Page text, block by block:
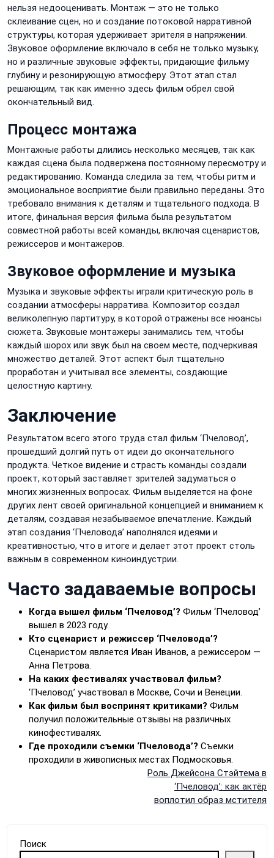
нельзя недооценивать. Монтаж — это не только
склеивание сцен, но и создание потоковой нарративной
структуры, которая удерживает зрителя в напряжении.
Звуковое оформление включало в себя не только музыку,
но и различные звуковые эффекты, придающие фильму
глубину и резонирующую атмосферу. Этот этап стал
решающим, так как именно здесь фильм обрел свой
окончательный вид.
Процесс монтажа
Монтажные работы длились несколько месяцев, так как
каждая сцена была подвержена постоянному пересмотру и
редактированию. Команда следила за тем, чтобы ритм и
эмоциональное восприятие были правильно переданы. Это
требовало внимания к деталям и тщательного подхода. В
итоге, финальная версия фильма была результатом
совместной работы всей команды, включая сценаристов,
режиссеров и монтажеров.
Звуковое оформление и музыка
Музыка и звуковые эффекты играли критическую роль в
создании атмосферы нарратива. Композитор создал
великолепную партитуру, в которой отражены все нюансы
сюжета. Звуковые монтажеры занимались тем, чтобы
каждый шорох или звук был на своем месте, подчеркивая
множество деталей. Этот аспект был тщательно
проработан и учитывал все элементы, создающие
целостную картину.
Заключение
Результатом всего этого труда стал фильм ‘Пчеловод’,
прошедший долгий путь от идеи до окончательного
продукта. Четкое видение и страсть команды создали
проект, который заставляет зрителей задуматься о
многих жизненных вопросах. Фильм выделяется на фоне
других лент своей оригинальной концепцией и вниманием к
деталям, создавая незабываемое впечатление. Каждый
этап создания ‘Пчеловода’ наполнялся идеями и
креативностью, что в итоге и делает этот проект столь
важным в современном киноиндустрии.
Часто задаваемые вопросы
Когда вышел фильм ‘Пчеловод’? Фильм ‘Пчеловод’
вышел в 2023 году.
Кто сценарист и режиссер ‘Пчеловода’?
Сценаристом является Иван Иванов, а режиссером —
Анна Петрова.
На каких фестивалях участвовал фильм?
‘Пчеловод’ участвовал в Москве, Сочи и Венеции.
Как фильм был воспринят критиками? Фильм
получил положительные отзывы на различных
кинофестивалях.
Где проходили съемки ‘Пчеловода’? Съемки
проходили в живописных местах Подмосковья.
Роль Джейсона Стэйтема в
‘Пчеловод’: как актёр
воплотил образ мстителя
Поиск